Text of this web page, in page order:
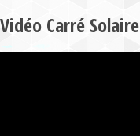
Vidéo Carré Solaire